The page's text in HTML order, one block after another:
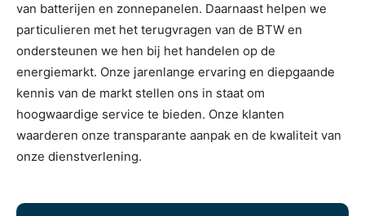
van batterijen en zonnepanelen. Daarnaast helpen we
particulieren met het terugvragen van de BTW en
ondersteunen we hen bij het handelen op de
energiemarkt. Onze jarenlange ervaring en diepgaande
kennis van de markt stellen ons in staat om
hoogwaardige service te bieden. Onze klanten
waarderen onze transparante aanpak en de kwaliteit van
onze dienstverlening.